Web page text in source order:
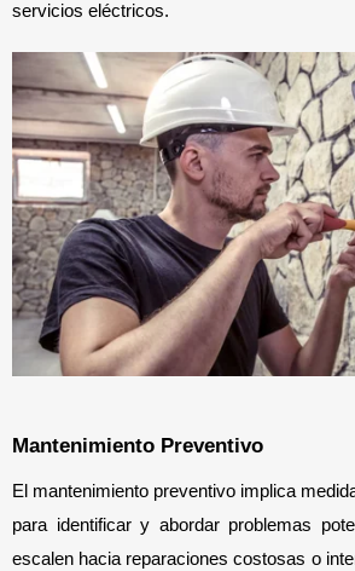
servicios eléctricos.
Mantenimiento Preventivo
El mantenimiento preventivo implica
para identificar y abordar problemas
escalen hacia reparaciones costosas o